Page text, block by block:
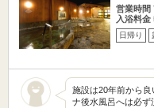
営業時間
入浴料金
日帰り
施設は20年前から
ナ後水風呂へは必ず